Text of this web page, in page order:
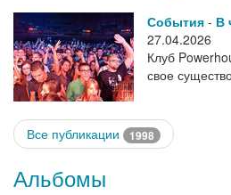
События - В
27.04.2026
Клуб
свое
Все публикации 1998
Альбомы